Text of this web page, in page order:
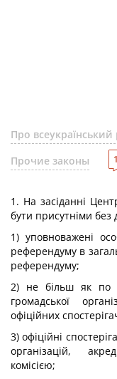
Про
Прочие законы
1. На засіданні
бути присутніми
1) уповноважені
референдуму в
референдуму;
2) не більш як по
громадської
офіційних
3) офіційні
організацій,
комісією;